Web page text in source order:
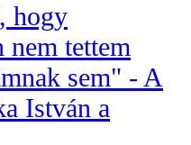
hogy
nem tettem
sem" - A
István a